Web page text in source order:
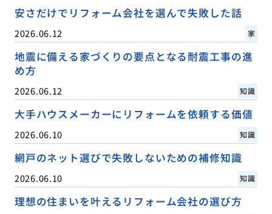
安さだけでリフォーム会社を選んで失敗した話
2026.06.12 家
地震に備える家づくりの要点となる耐震工事の進
め方
2026.06.12 知識
大手ハウスメーカーにリフォームを依頼する価値
2026.06.10 知識
網戸のネット選びで失敗しないための補修知識
2026.06.10 知識
理想の住まいを叶えるリフォーム会社の選び方